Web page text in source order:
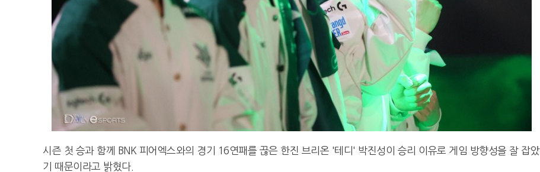
시즌 첫 승과 함께 BNK 피어엑스와의 경기 16연패를 끊은 한진 브리온 '테디' 박진성이 승리 이유로 게임 방향성을 잘 잡았
기 때문이라고 밝혔다.